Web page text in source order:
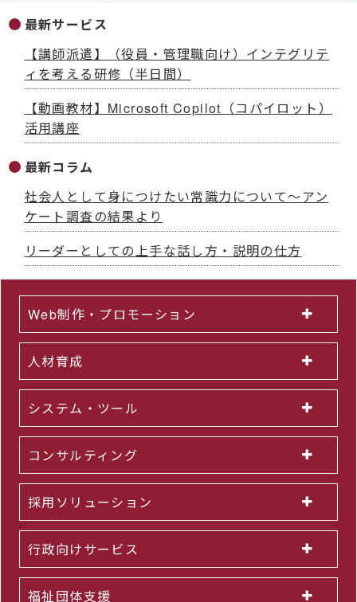
最新サービス
【講師派遣】（役員・管理職向け）インテグリテ
ィを考える研修（半日間）
【動画教材】Microsoft Copilot（コパイロット）
活用講座
最新コラム
社会人として身につけたい常識力について～アン
ケート調査の結果より
リーダーとしての上手な話し方・説明の仕方
Web制作・プロモーション
人材育成
システム・ツール
コンサルティング
採用ソリューション
行政向けサービス
福祉団体支援